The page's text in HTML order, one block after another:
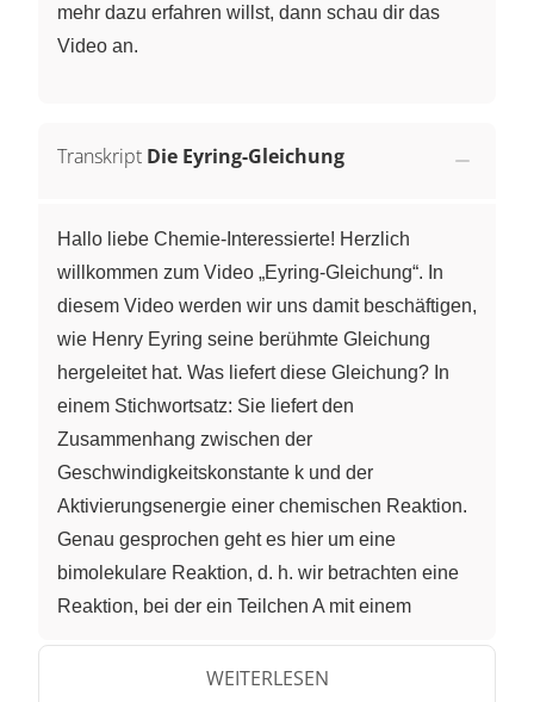
mehr dazu erfahren willst, dann schau dir das
Video an.
Transkript Die Eyring-Gleichung
Hallo liebe Chemie-Interessierte! Herzlich
willkommen zum Video „Eyring-Gleichung“. In
diesem Video werden wir uns damit beschäftigen,
wie Henry Eyring seine berühmte Gleichung
hergeleitet hat. Was liefert diese Gleichung? In
einem Stichwortsatz: Sie liefert den
Zusammenhang zwischen der
Geschwindigkeitskonstante k und der
Aktivierungsenergie einer chemischen Reaktion.
Genau gesprochen geht es hier um eine
bimolekulare Reaktion, d. h. wir betrachten eine
Reaktion, bei der ein Teilchen A mit einem
bildet sich ein Übergangszustand AB‡, hier rot
WEITERLESEN